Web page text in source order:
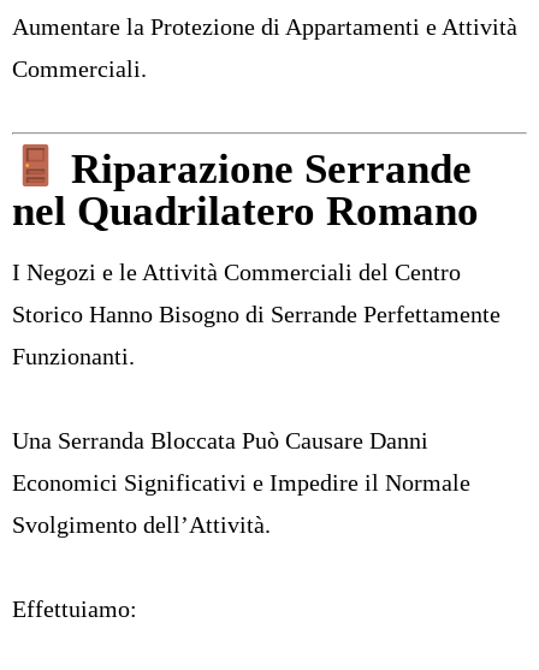
Aumentare la Protezione di Appartamenti e Attività
Commerciali.
Riparazione Serrande
nel Quadrilatero Romano
I Negozi e le Attività Commerciali del Centro
Storico Hanno Bisogno di Serrande Perfettamente
Funzionanti.
Una Serranda Bloccata Può Causare Danni
Economici Significativi e Impedire il Normale
Svolgimento dell’Attività.
Effettuiamo: